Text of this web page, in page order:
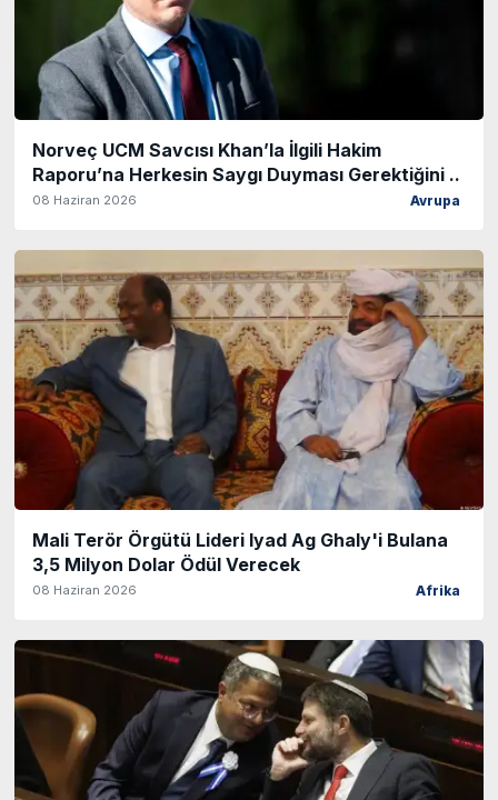
Norveç UCM Savcısı Khan’la İlgili Hakim
Raporu’na Herkesin Saygı Duyması Gerektiğini ..
08 Haziran 2026 Avrupa
Mali Terör Örgütü Lideri Iyad Ag Ghaly'i Bulana
3,5 Milyon Dolar Ödül Verecek
08 Haziran 2026 Afrika